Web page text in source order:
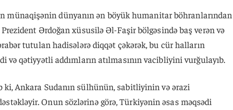
münaqişənin dünyanın ən böyük humanitar böhranlarından
Ərdoğan xüsusilə Əl-Faşir bölgəsində baş verən və
tutulan hadisələrə diqqət çəkərək, bu cür halların
və qətiyyətli addımların atılmasının vacibliyini vurğulayıb.
ki, Ankara Sudanın sülhünün, sabitliyinin və ərazi
Onun sözlərinə görə, Türkiyənin əsas məqsədi